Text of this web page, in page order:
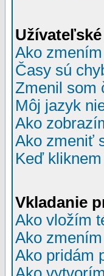
Ako
Časy sú
Zmenil som
Môj jazyk
Ako
Ako zmeniť
Keď
Vkladanie
Ako vložím
Ako
Ako pridám